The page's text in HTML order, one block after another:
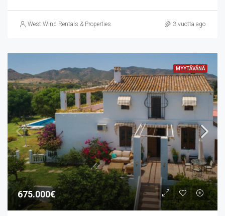
West Wind Rentals & Properties 3 vuotta ago
MYYTÄVÄNÄ
675.000€